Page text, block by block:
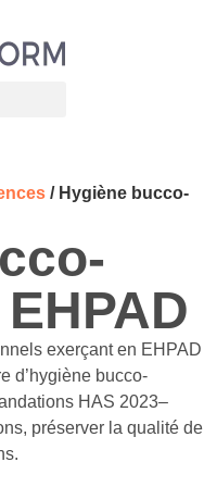
/ Hygiène bucco-
exerçant en EHPAD
d’hygiène bucco-
HAS 2023–
préserver la qualité de